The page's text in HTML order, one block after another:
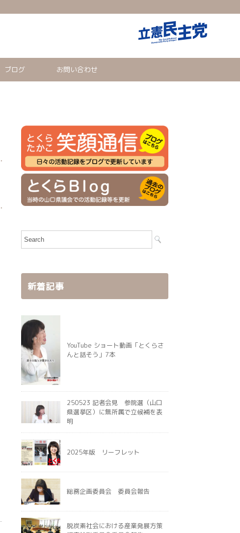
ブログ お問い合わせ
新着記事
YouTube ショート動画「とくらさ
んと話そう」7本
250523 記者会見 参院選（山口
県選挙区）に無所属で立候補を表
明
2025年版 リーフレット
総務企画委員会 委員会報告
脱炭素社会における産業発展方策